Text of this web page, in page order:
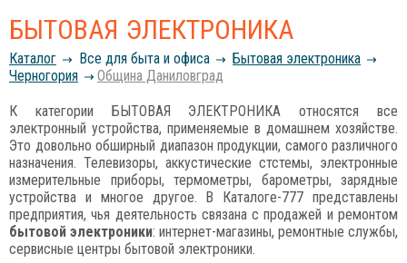
БЫТОВАЯ ЭЛЕКТРОНИКА
Каталог Все для быта и офиса
Бытовая электроника
Черногория
Община Даниловград
К категории БЫТОВАЯ ЭЛЕКТРОНИКА относятся все
электронный устройства, применяемые в домашнем хозяйстве.
Это довольно обширный диапазон продукции, самого различного
назначения. Телевизоры, аккустические стстемы, электронные
измерительные приборы, термометры, барометры, зарядные
устройства и многое другое. В Каталоге-777 представлены
предприятия, чья деятельность связана с продажей и ремонтом
бытовой электроники: интернет-магазины, ремонтные службы,
сервисные центры бытовой электроники.